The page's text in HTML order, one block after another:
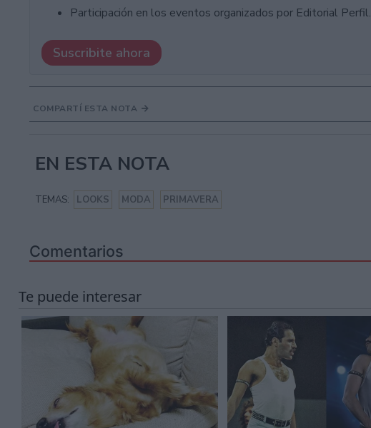
Participación en los eventos organizados por Editorial Perfil.
Suscribite ahora
COMPARTÍ ESTA NOTA
EN ESTA NOTA
TEMAS: LOOKS MODA PRIMAVERA
Comentarios